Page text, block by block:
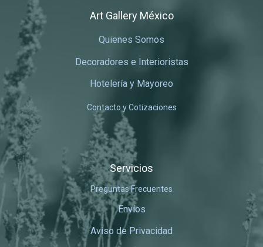
Art Gallery México
Quienes Somos
Decoradores e Interioristas
Hotelería y Mayoreo
Contacto y Cotizaciones
Servicios
Preguntas Frecuentes
Envíos
Aviso de Privacidad